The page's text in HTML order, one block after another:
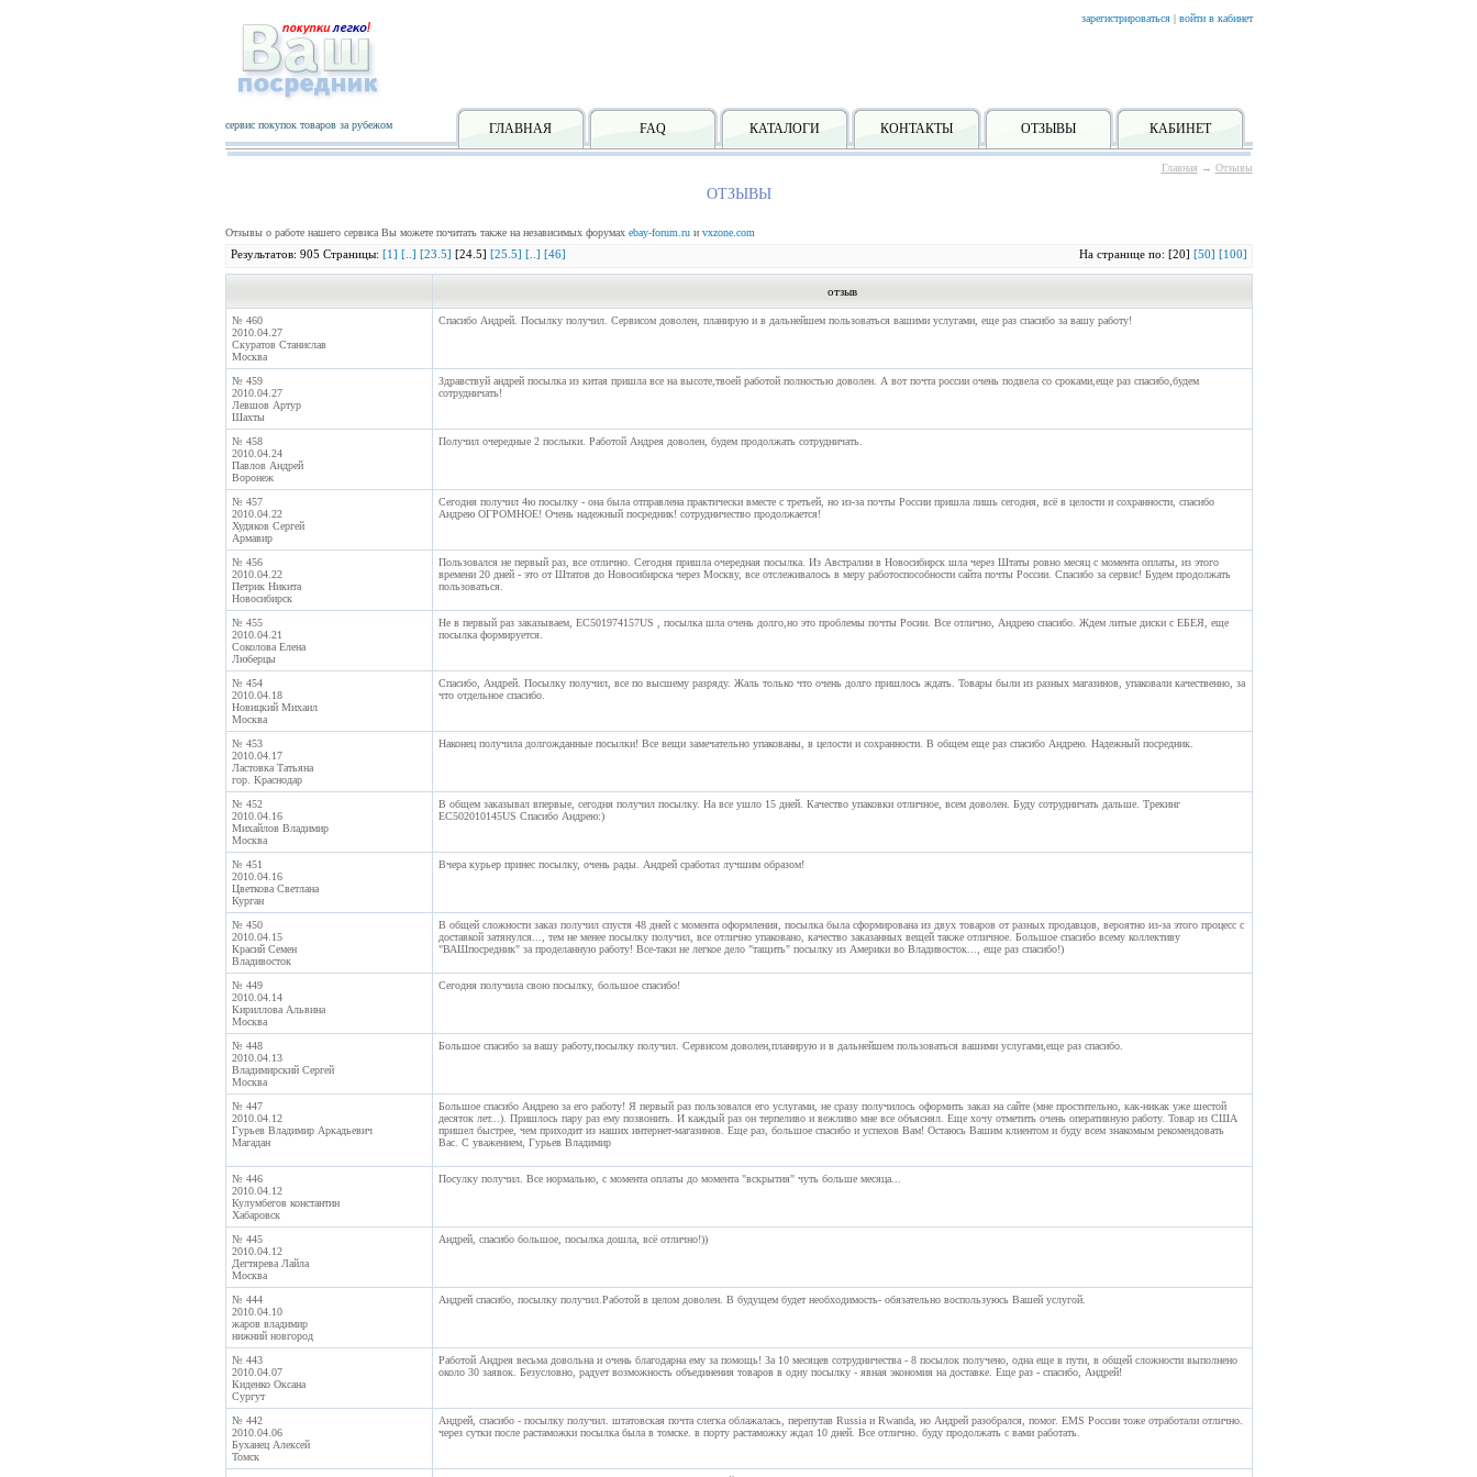
зарегистрироваться| войти в кабинет
сервис покупок товаров за рубежом КАБИНЕТ
ОТЗЫВЫ
КОНТАКТЫ
КАТАЛОГИ
FAQ
ГЛАВНАЯ
Главная → Отзывы
ОТЗЫВЫ
Отзывы о работе нашего сервиса Вы можете почитать также на независимых форумах ebay-forum.ruи vxzone.com
На странице по: [20] [50] [100]
Результатов: 905 Страницы: [1] [..] [23.5] [24.5] [25.5] [..] [46]
отзыв
№ 460
2010.04.27
Скуратов Станислав
Москва
Спасибо Андрей. Посылку получил. Сервисом доволен, планирую и в дальнейшем пользоваться вашими услугами, еще раз спасибо за вашу работу!
№ 459
2010.04.27
Левшов Артур
Шахты
Здравствуй андрей посылка из китая пришла все на высоте,твоей работой полностью доволен. А вот почта россии очень подвела со сроками,еще раз спасибо,будем
сотрудничать!
№ 458
2010.04.24
Павлов Андрей
Воронеж
Получил очередные 2 послыки. Работой Андрея доволен, будем продолжать сотрудничать.
№ 457
2010.04.22
Худяков Сергей
Армавир
Сегодня получил 4ю посылку - она была отправлена практически вместе с третьей, но из-за почты России пришла лишь сегодня, всё в целости и сохранности, спасибо
Андрею ОГРОМНОЕ! Очень надежный посредник! сотрудничество продолжается!
№ 456
2010.04.22
Петрик Никита
Новосибирск
Пользовался не первый раз, все отлично. Сегодня пришла очередная посылка. Из Австралии в Новосибирск шла через Штаты ровно месяц с момента оплаты, из этого
времени 20 дней - это от Штатов до Новосибирска через Москву, все отслеживалось в меру работоспособности сайта почты России. Спасибо за сервис! Будем продолжать
пользоваться.
№ 455
2010.04.21
Соколова Елена
Люберцы
Не в первый раз заказываем, EC501974157US , посылка шла очень долго,но это проблемы почты Росии. Все отлично, Андрею спасибо. Ждем литые диски с ЕБЕЯ, еще
посылка формируется.
№ 454
2010.04.18
Новицкий Михаил
Москва
Спасибо, Андрей. Посылку получил, все по высшему разряду. Жаль только что очень долго пришлось ждать. Товары были из разных магазинов, упаковали качественно, за
что отдельное спасибо.
№ 453
2010.04.17
Ластовка Татьяна
гор. Краснодар
Наконец получила долгожданные посылки! Все вещи замечательно упакованы, в целости и сохранности. В общем еще раз спасибо Андрею. Надежный посредник.
№ 452
2010.04.16
Михайлов Владимир
Москва
В общем заказывал впервые, сегодня получил посылку. На все ушло 15 дней. Качество упаковки отличное, всем доволен. Буду сотрудничать дальше. Трекинг
EC502010145US Спасибо Андрею:)
№ 451
2010.04.16
Цветкова Светлана
Курган
Вчера курьер принес посылку, очень рады. Андрей сработал лучшим образом!
№ 450
2010.04.15
Красий Семен
Владивосток
В общей сложности заказ получил спустя 48 дней с момента оформления, посылка была сформирована из двух товаров от разных продавцов, вероятно из-за этого процесс с
доставкой затянулся..., тем не менее посылку получил, все отлично упаковано, качество заказанных вещей также отличное. Большое спасибо всему коллективу
"ВАШпосредник" за проделанную работу! Все-таки не легкое дело "тащить" посылку из Америки во Владивосток..., еще раз спасибо!)
№ 449
2010.04.14
Кириллова Альвина
Москва
Сегодня получила свою посылку, большое спасибо!
№ 448
2010.04.13
Владимирский Сергей
Москва
Большое спасибо за вашу работу,посылку получил. Сервисом доволен,планирую и в дальнейшем пользоваться вашими услугами,еще раз спасибо.
№ 447
2010.04.12
Гурьев Владимир Аркадьевич
Магадан
Большое спасибо Андрею за его работу! Я первый раз пользовался его услугами, не сразу получилось оформить заказ на сайте (мне простительно, как-никак уже шестой
десяток лет...). Пришлось пару раз ему позвонить. И каждый раз он терпеливо и вежливо мне все объяснял. Еще хочу отметить очень оперативную работу. Товар из США
пришел быстрее, чем приходит из наших интернет-магазинов. Еще раз, большое спасибо и успехов Вам! Остаюсь Вашим клиентом и буду всем знакомым рекомендовать
Вас. С уважением, Гурьев Владимир
№ 446
2010.04.12
Кулумбегов константин
Хабаровск
Посулку получил. Все нормально, с момента оплаты до момента "вскрытия" чуть больше месяца...
№ 445
2010.04.12
Дегтярева Лайла
Москва
Андрей, спасибо большое, посылка дошла, всё отлично!))
№ 444
2010.04.10
жаров владимир
нижний новгород
Андрей спасибо, посылку получил.Работой в целом доволен. В будущем будет необходимость- обязательно воспользуюсь Вашей услугой.
№ 443
2010.04.07
Киденко Оксана
Сургут
Работой Андрея весьма довольна и очень благодарна ему за помощь! За 10 месяцев сотрудничества - 8 посылок получено, одна еще в пути, в общей сложности выполнено
около 30 заявок. Безусловно, радует возможность объединения товаров в одну посылку - явная экономия на доставке. Еще раз - спасибо, Андрей!
№ 442
2010.04.06
Буханец Алексей
Томск
Андрей, спасибо - посылку получил. штатовская почта слегка облажалась, перепутав Russia и Rwanda, но Андрей разобрался, помог. ЕMS России тоже отработали отлично.
через сутки после растаможки посылка была в томске. в порту растаможку ждал 10 дней. Все отлично. буду продолжать с вами работать.